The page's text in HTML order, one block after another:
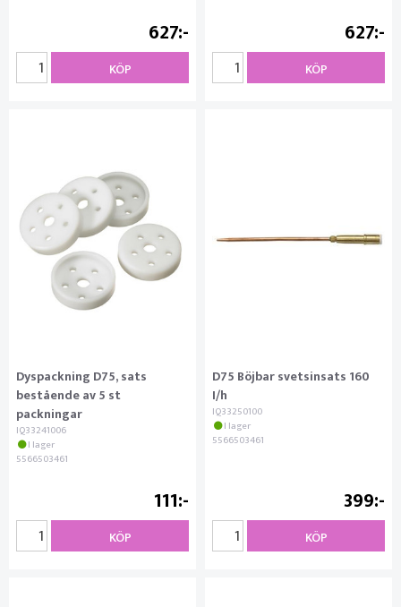
627
KÖP
627
KÖP
Dyspackning D75, sats
bestående av 5 st
packningar
IQ33241006
I lager
5566503461
111
KÖP
D75 Böjbar svetsinsats 160
I/h
IQ33250100
I lager
5566503461
399
KÖP